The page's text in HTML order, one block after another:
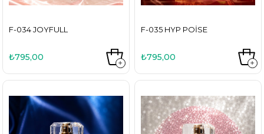
F-034 JOYFULL
₺795,00
F-035 HYP POISE
₺795,00